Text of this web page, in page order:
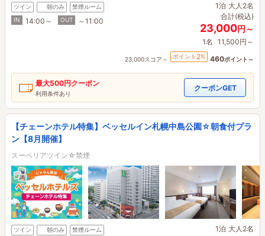
ツイン 朝のみ
禁煙ルーム
IN
14:00～ OUT ～11:00
1泊 大人2名
合計(税込)
23,000円～
1名 11,500円～
23,000スコア～ ポイント 2% 460ポイント～
最大500円クーポン
利用条件あり
クーポンGET
【チェーンホテル特集】ベッセルイン札幌中島公園☆朝食付プラ
ン【8月開催】
スーペリアツイン☆禁煙
ツイン 朝のみ
禁煙ルーム
1泊 大人2名